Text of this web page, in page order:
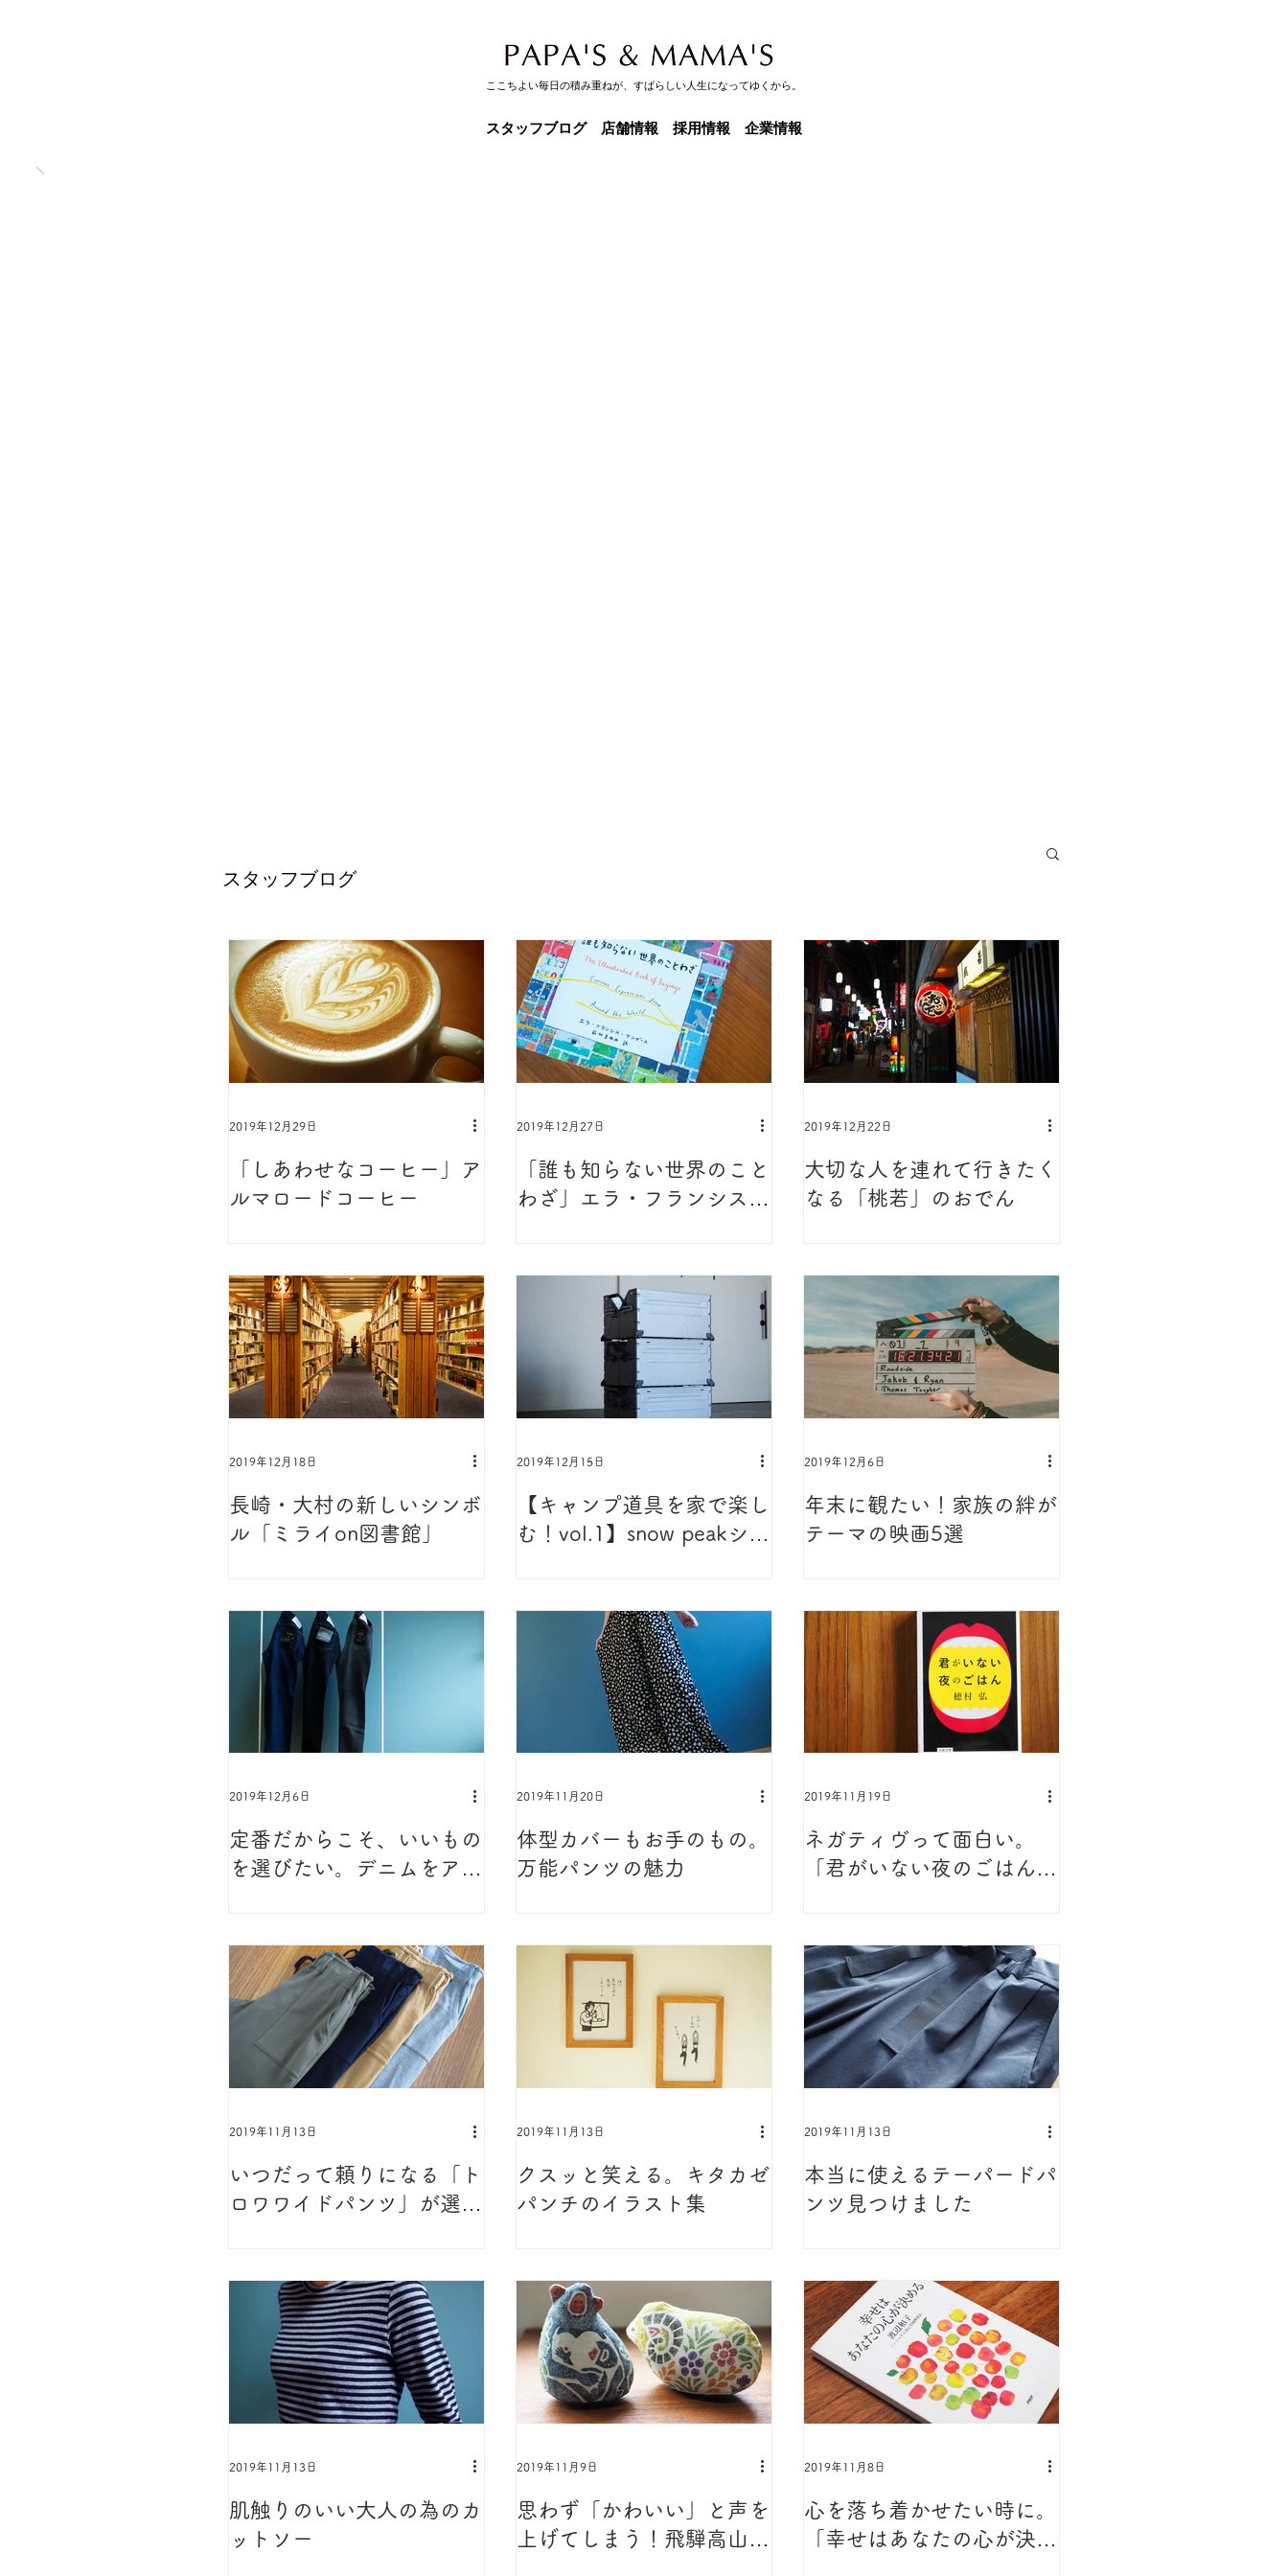
ここちよい毎日の積み重ねが、すばらしい人生になってゆくから。
スタッフブログ 店舗情報 採用情報 企業情報
「しあわせなコーヒー」ア
ルマロードコーヒー
2019年12月29日
「誰も知らない世界のこと
わざ」エラ・フランシス・
2019年12月27日
大切な人を連れて行きたく
なる「桃若」のおでん
2019年12月22日
長崎・大村の新しいシンボ
ル「ミライon図書館」
2019年12月18日
【キャンプ道具を家で楽し
む！vol.1】snow peakシェ
2019年12月15日
年末に観たい！家族の絆が
テーマの映画5選
2019年12月6日
定番だからこそ、いいもの
を選びたい。デニムをアッ
2019年12月6日
体型カバーもお手のもの。
万能パンツの魅力
2019年11月20日
ネガティヴって面白い。
「君がいない夜のごはん」
2019年11月19日
いつだって頼りになる「ト
ロワワイドパンツ」が選ば
2019年11月13日
クスッと笑える。キタカゼ
パンチのイラスト集
2019年11月13日
本当に使えるテーパードパ
ンツ見つけました
2019年11月13日
肌触りのいい大人の為のカ
ットソー
2019年11月13日
思わず「かわいい」と声を
上げてしまう！飛騨高山の
2019年11月9日
心を落ち着かせたい時に。
「幸せはあなたの心が決め
2019年11月8日
​スタッフブログ